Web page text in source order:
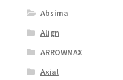
Absima
Align
ARROWMAX
Axial